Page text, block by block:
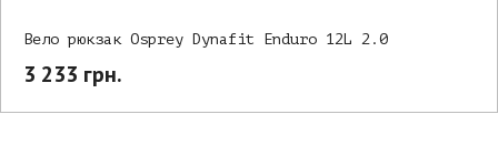
Вело рюкзак Osprey Dynafit Enduro 12L 2.0
3 233 грн.